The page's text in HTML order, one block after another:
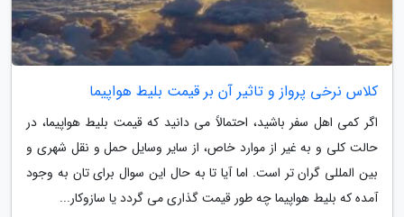
کلاس نرخی پرواز و تاثیر آن بر قیمت بلیط هواپیما
اگر کمی اهل سفر باشید، احتمالاً می دانید که قیمت بلیط هواپیما، در
حالت کلی و به غیر از موارد خاص، از سایر وسایل حمل و نقل شهری و
بین المللی گران تر است. اما آیا تا به حال این سوال برای تان به وجود
آمده که بلیط هواپیما چه طور قیمت گذاری می گردد یا سازوکار...